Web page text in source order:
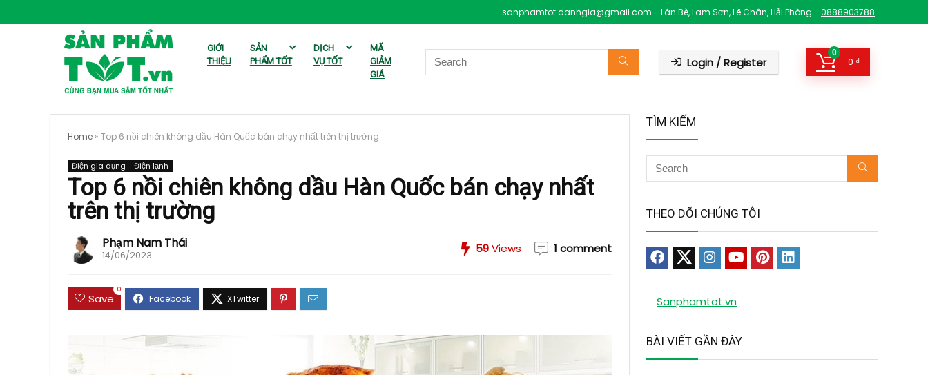
sanphamtot.danhgia@gmail.com Lán Bè, Lam Sơn, Lê Chân, Hải Phòng 0888903788
GIỚI
THIỆU
SẢN
PHẨM TỐT
DỊCH
VỤ TỐT
MÃ
GIẢM
GIÁ
Login / Register
0
0 ₫
Home » Top 6 nồi chiên không dầu Hàn Quốc bán chạy nhất trên thị trường
Điện gia dụng - Điện lạnh
Top 6 nồi chiên không dầu Hàn Quốc bán chạy nhất
trên thị trường
Phạm Nam Thái
14/06/2023 59Views 1 comment
Save
0
TÌM KIẾM
THEO DÕI CHÚNG TÔI
Sanphamtot.vn
BÀI VIẾT GẦN ĐÂY